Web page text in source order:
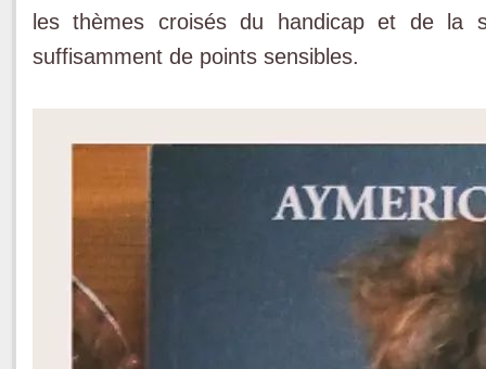
les thèmes croisés du handicap et de la
suffisamment de points sensibles.